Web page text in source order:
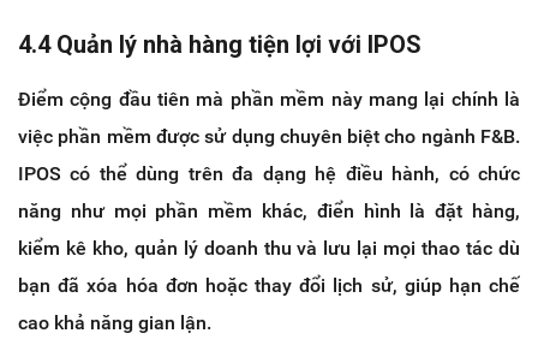
4.4 Quản lý nhà hàng tiện lợi với IPOS
Điểm cộng đầu tiên mà phần mềm này mang lại chính là
việc phần mềm được sử dụng chuyên biệt cho ngành F&B.
IPOS có thể dùng trên đa dạng hệ điều hành, có chức
năng như mọi phần mềm khác, điển hình là đặt hàng,
kiểm kê kho, quản lý doanh thu và lưu lại mọi thao tác dù
bạn đã xóa hóa đơn hoặc thay đổi lịch sử, giúp hạn chế
cao khả năng gian lận.